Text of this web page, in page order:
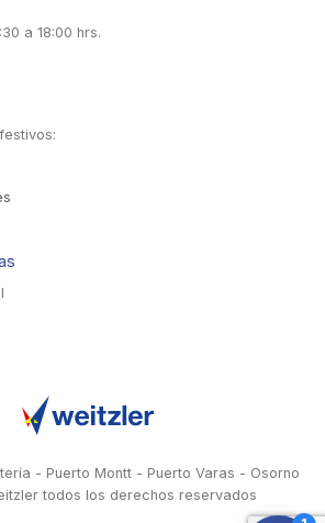
a 18:00 hrs.
- Puerto Montt - Puerto Varas - Osorno
todos los derechos reservados